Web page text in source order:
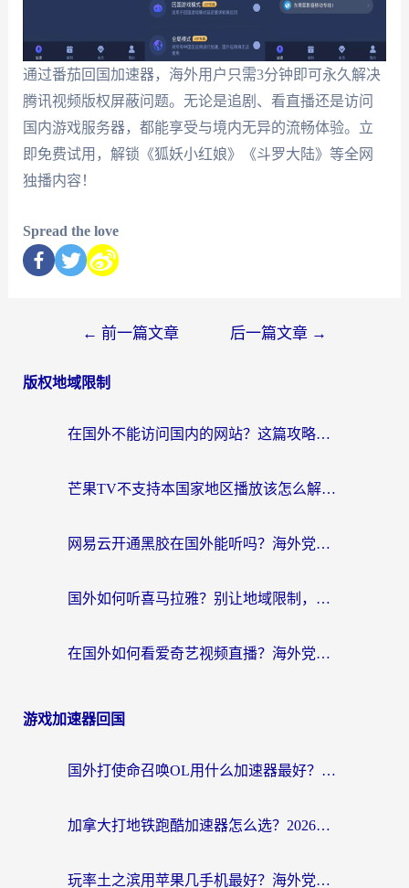
通过番茄回国加速器，海外用户只需3分钟即可永久解决
腾讯视频版权屏蔽问题。无论是追剧、看直播还是访问
国内游戏服务器，都能享受与境内无异的流畅体验。立
即免费试用，解锁《狐妖小红娘》《斗罗大陆》等全网
独播内容！
Spread the love
← 前一篇文章 后一篇文章 →
版权地域限制
在国外不能访问国内的网站？这篇攻略帮你无缝连接家乡资源
芒果TV不支持本国家地区播放该怎么解决？海外党追剧看片的终极指南
网易云开通黑胶在国外能听吗？海外党亲测有效的回国听音乐方案
国外如何听喜马拉雅？别让地域限制，断了你的中文声音陪伴
在国外如何看爱奇艺视频直播？海外党亲测有效的回国加速器指南
游戏加速器回国
国外打使命召唤OL用什么加速器最好？海外玩家国服畅玩全攻略（附小众游戏加速技巧）
加拿大打地铁跑酷加速器怎么选？2026海外玩家实测指南（附王国纪元保卫萝卜3加速技巧）
玩率土之滨用苹果几手机最好？海外党必看的国服游戏加速+设备选择指南